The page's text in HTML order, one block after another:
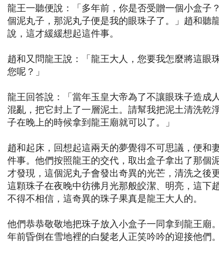
龍王一聽便說：「多年前，你是否受贈一個小盒子
個泥丸子，那泥丸子便是我的眼珠子了。」趙和聽
說，這才緩緩想起這件事。
趙和又問龍王說：「龍王大人，您要我怎麼將這眼
您呢？」
龍王回答說：「當年玉皇大帝為了不讓眼珠子造成
混亂，把它封上了一層泥土。請幫我把泥土清洗乾
子在晚上的時候拿到龍王廟就可以了。」
趙和起床，回想起這兩天的夢覺得不可思議，便和
件事。他們按照龍王的交代，取出盒子拿出了那個
才發現，這個泥丸子會發出奇異的光芒，清洗之後
這顆珠子在夜晚中彷彿月光那般皎潔、明亮，這下
不得不相信，這奇異的珠子果真是龍王大人的。
他們恭恭敬敬地把珠子放入小盒子一同拿到龍王廟
年前昏倒在雪地裡的白髮老人正笑吟吟的迎接他們